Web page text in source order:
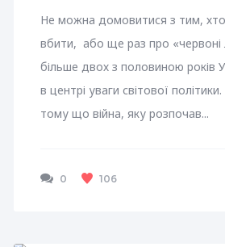
Не можна домовитися з тим,
вбити, або ще раз про «червоні
більше двох з половиною років
в центрі уваги світової
тому що війна, яку розпочав...
0 106